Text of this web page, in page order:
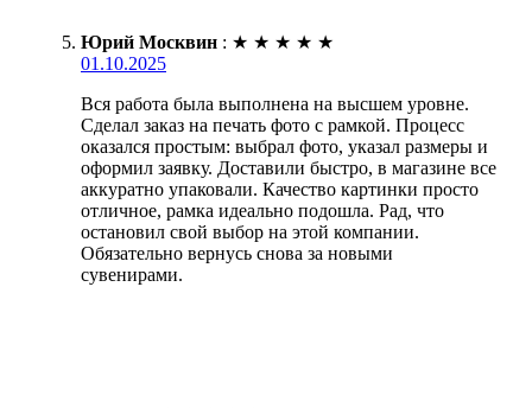
Юрий Москвин : ★ ★ ★ ★ ★
01.10.2025
Вся работа была выполнена на высшем уровне.
Сделал заказ на печать фото с рамкой. Процесс
оказался простым: выбрал фото, указал размеры и
оформил заявку. Доставили быстро, в магазине все
аккуратно упаковали. Качество картинки просто
отличное, рамка идеально подошла. Рад, что
остановил свой выбор на этой компании.
Обязательно вернусь снова за новыми
сувенирами.